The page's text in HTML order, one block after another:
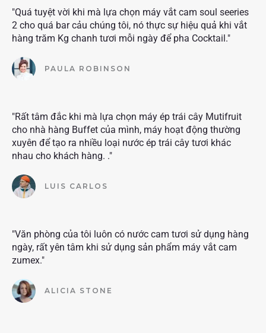
"Quá tuyệt vời khi mà lựa chọn máy vắt cam soul seeries
2 cho quá bar cảu chúng tôi, nó thực sự hiệu quả khi vắt
hàng trăm Kg chanh tươi mỗi ngày để pha Cocktail."
PAULA ROBINSON
"Rất tâm đắc khi mà lựa chọn máy ép trái cây Mutifruit
cho nhà hàng Buffet của mình, máy hoạt động thường
xuyên để tạo ra nhiều loại nước ép trái cây tươi khác
nhau cho khách hàng. ."
LUIS CARLOS
"Văn phòng của tôi luôn có nước cam tươi sử dụng hàng
ngày, rất yên tâm khi sử dụng sản phẩm máy vắt cam
zumex."
ALICIA STONE